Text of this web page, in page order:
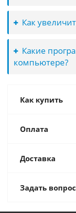
Как
Какие
компьютере?
Как купить
Оплата
Доставка
Задать вопрос